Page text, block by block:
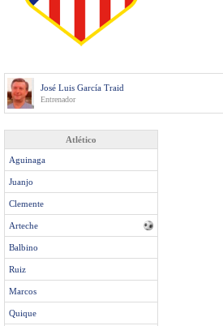
José Luis García Traid
Entrenador
Atlético
Aguinaga
Juanjo
Clemente
Arteche
Balbino
Ruiz
Marcos
Quique